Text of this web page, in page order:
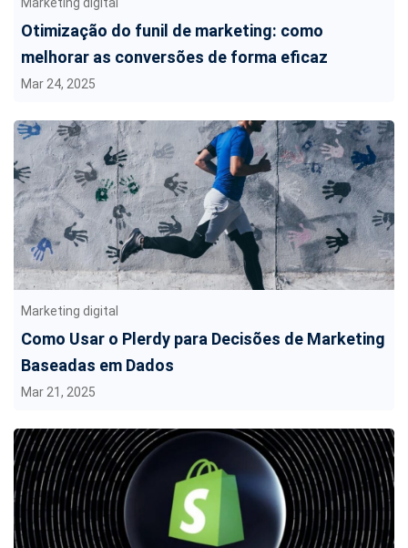
Otimização do funil de marketing: como
melhorar as conversões de forma eficaz
Mar 24, 2025
Marketing digital
Como Usar o Plerdy para Decisões de Marketing
Baseadas em Dados
Mar 21, 2025